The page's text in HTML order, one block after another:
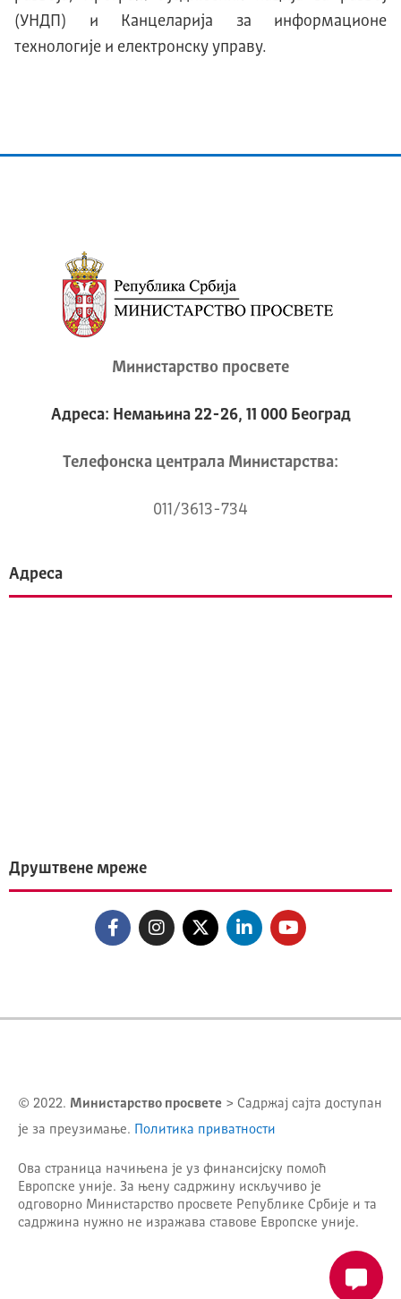
(УНДП) и Канцеларија за информационе
технологије и електронску управу.
Министарство просвете
Адреса: Немањина 22-26, 11 000 Београд
Телeфонска централа Mинистарства:
011/3613-734
Адреса
Друштвене мреже
© 2022. Министарство просвете > Садржај сајта доступан
је за преузимање. Политика приватности
Ова страница начињена је уз финансијску помоћ
Европске уније. За њену садржину искључиво је
одговорно Министарство просвете Републике Србије и та
садржина нужно не изражава ставове Европске уније.